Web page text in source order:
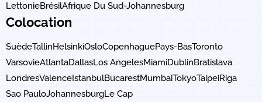
LettonieBrésilAfrique Du Sud-Johannesburg
Colocation
SuèdeTallinHelsinkiOsloCopenhaguePays-BasToronto
VarsovieAtlantaDallasLos AngelesMiamiDublinBratislava
LondresValenceIstanbulBucarestMumbaiTokyoTaipeiRiga
Sao PauloJohannesburgLe Cap